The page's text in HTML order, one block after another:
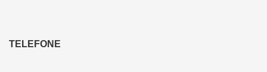
TELEFONE